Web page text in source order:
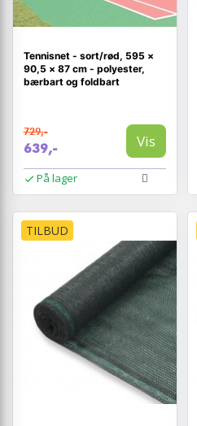
Tennisnet - sort/rød, 595 ×
90,5 × 87 cm - polyester,
bærbart og foldbart
729,-
639,- Vis
På lager
TILBUD